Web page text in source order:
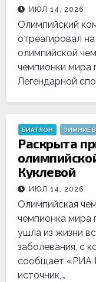
ИЮЛ 14, 2026
Олимпийский
отреагировал
олимпийской
чемпионки мира
Легендарной
БИАТЛОН ЗИМНИЕ
Раскрыта
Куклевой
ИЮЛ 14, 2026
Олимпийская
чемпионка мира
ушла из жизни
заболевания, с
сообщает «РИА
источник,…